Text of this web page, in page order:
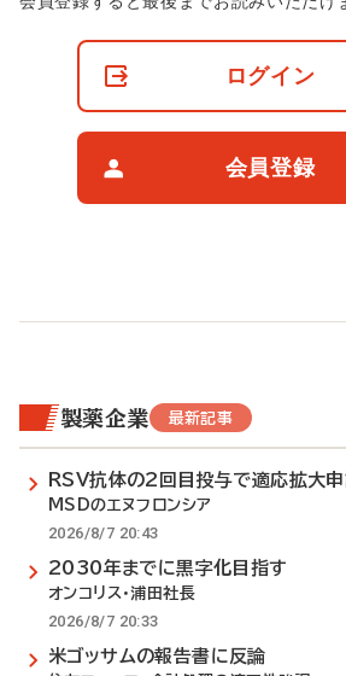
ログイン
会員登録
製薬企業 最新記事
RSV抗体の2回目投与で適応拡大
MSDのエヌフロンシア
2026/8/7 20:43
2030年までに黒字化目指す
オンコリス・浦田社長
2026/8/7 20:33
米ゴッサムの報告書に反論